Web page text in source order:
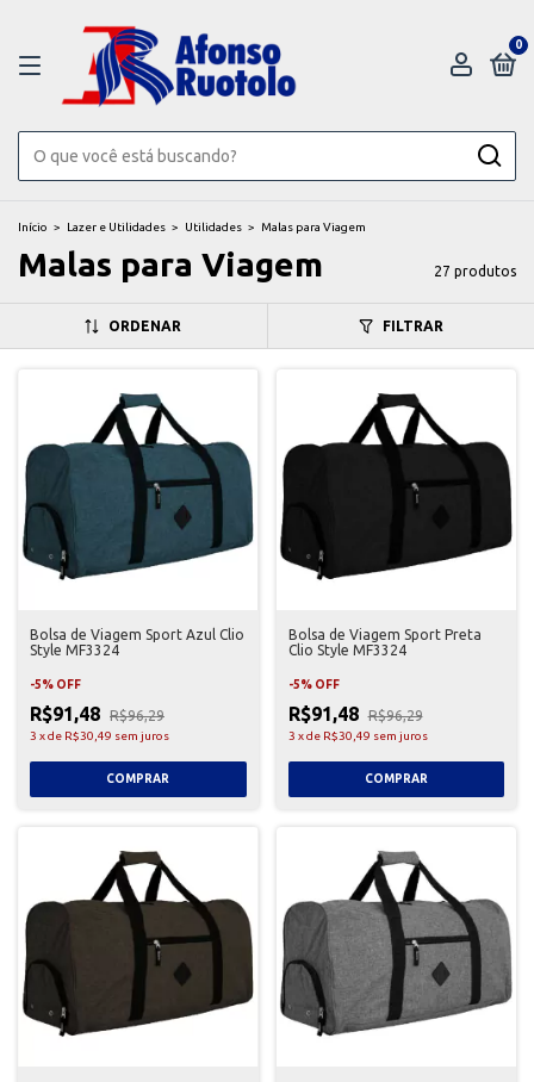
0
Início > Lazer e Utilidades > Utilidades > Malas para Viagem
Malas para Viagem 27 produtos
ORDENAR FILTRAR
Bolsa de Viagem Sport Azul Clio
Style MF3324
-5% OFF
R$91,48 R$96,29
3 xde R$30,49 sem juros
Bolsa de Viagem Sport Preta
Clio Style MF3324
-5% OFF
R$91,48 R$96,29
3 xde R$30,49 sem juros